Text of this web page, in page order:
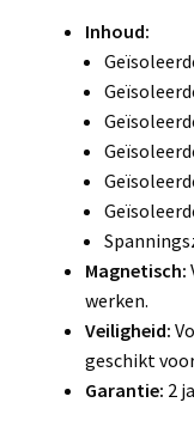
Inhoud:
Magnetisch:
werken.
Veiligheid:
geschikt
Garantie: 2